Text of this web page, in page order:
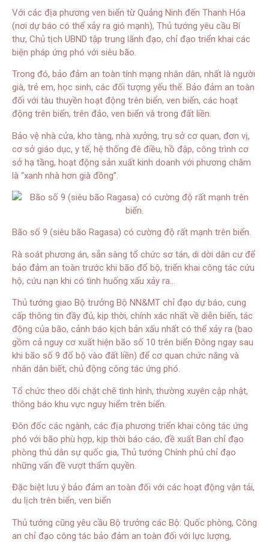
Với các địa phương ven biển từ Quảng Ninh đến Thanh Hóa
(nơi dự báo có thể xảy ra gió mạnh), Thủ tướng yêu cầu Bí
thư, Chủ tịch UBND tập trung lãnh đạo, chỉ đạo triển khai các
biện pháp ứng phó với siêu bão.
Trong đó, bảo đảm an toàn tính mạng nhân dân, nhất là người
già, trẻ em, học sinh, các đối tượng yếu thế. Bảo đảm an toàn
đối với tàu thuyền hoạt động trên biển, ven biển, các hoạt
động trên biển, trên đảo, ven biển và trong đất liền.
Bảo vệ nhà cửa, kho tàng, nhà xưởng, trụ sở cơ quan, đơn vị,
cơ sở giáo dục, y tế, hệ thống đê điều, hồ đập, công trình cơ
sở hạ tầng, hoạt động sản xuất kinh doanh với phương châm
là “xanh nhà hơn già đồng”.
Bão số 9 (siêu bão Ragasa) có cường độ rất mạnh trên biển.
Rà soát phương án, sẵn sàng tổ chức sơ tán, di dời dân cư để
bảo đảm an toàn trước khi bão đổ bộ, triển khai công tác cứu
hộ, cứu nạn khi có tình huống xấu xảy ra…
Thủ tướng giao Bộ trưởng Bộ NN&MT chỉ đạo dự báo, cung
cấp thông tin đầy đủ, kịp thời, chính xác nhất về diễn biến, tác
động của bão, cảnh báo kịch bản xấu nhất có thể xảy ra (bao
gồm cả nguy cơ xuất hiện bão số 10 trên biển Đông ngay sau
khi bão số 9 đổ bộ vào đất liền) để cơ quan chức năng và
nhân dân biết, chủ động công tác ứng phó.
Tổ chức theo dõi chặt chẽ tình hình, thường xuyên cập nhật,
thông báo khu vực nguy hiểm trên biển.
Đôn đốc các ngành, các địa phương triển khai công tác ứng
phó với bão phù hợp, kịp thời báo cáo, đề xuất Ban chỉ đạo
phòng thủ dân sự quốc gia, Thủ tướng Chính phủ chỉ đạo
những vấn đề vượt thẩm quyền.
Đặc biệt lưu ý bảo đảm an toàn đối với các hoạt động vận tải,
du lịch trên biển, ven biển
Thủ tướng cũng yêu cầu Bộ trưởng các Bộ: Quốc phòng, Công
an chỉ đạo công tác bảo đảm an toàn đối với lực lượng,